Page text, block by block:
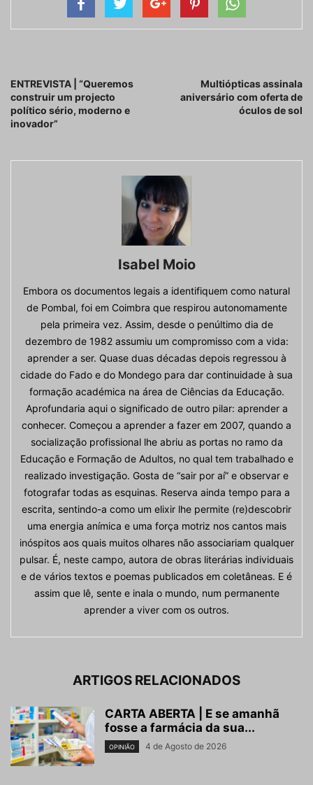
ENTREVISTA | “Queremos
construir um projecto
político sério, moderno e
inovador”
Multiópticas assinala
aniversário com oferta de
óculos de sol
Isabel Moio
Embora os documentos legais a identifiquem como natural
de Pombal, foi em Coimbra que respirou autonomamente
pela primeira vez. Assim, desde o penúltimo dia de
dezembro de 1982 assumiu um compromisso com a vida:
aprender a ser. Quase duas décadas depois regressou à
cidade do Fado e do Mondego para dar continuidade à sua
formação académica na área de Ciências da Educação.
Aprofundaria aqui o significado de outro pilar: aprender a
conhecer. Começou a aprender a fazer em 2007, quando a
socialização profissional lhe abriu as portas no ramo da
Educação e Formação de Adultos, no qual tem trabalhado e
realizado investigação. Gosta de “sair por aí” e observar e
fotografar todas as esquinas. Reserva ainda tempo para a
escrita, sentindo-a como um elixir lhe permite (re)descobrir
uma energia anímica e uma força motriz nos cantos mais
inóspitos aos quais muitos olhares não associariam qualquer
pulsar. É, neste campo, autora de obras literárias individuais
e de vários textos e poemas publicados em coletâneas. E é
assim que lê, sente e inala o mundo, num permanente
aprender a viver com os outros.
ARTIGOS RELACIONADOS
CARTA ABERTA | E se amanhã
fosse a farmácia da sua...
OPINIÃO 4 de Agosto de 2026